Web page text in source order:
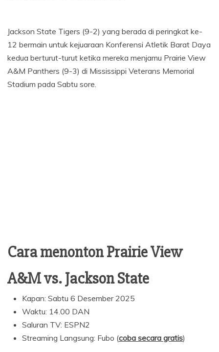
Jackson State Tigers (9-2) yang berada di peringkat ke-
12 bermain untuk kejuaraan Konferensi Atletik Barat Daya
kedua berturut-turut ketika mereka menjamu Prairie View
A&M Panthers (9-3) di Mississippi Veterans Memorial
Stadium pada Sabtu sore.
Cara menonton Prairie View
A&M vs. Jackson State
Kapan: Sabtu 6 Desember 2025
Waktu: 14.00 DAN
Saluran TV: ESPN2
Streaming Langsung: Fubo (coba secara gratis)